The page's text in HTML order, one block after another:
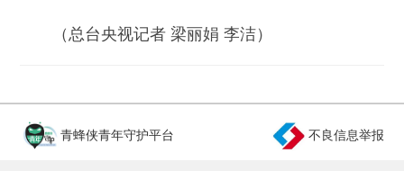
（总台央视记者 梁丽娟 李洁）
青蜂侠青年守护平台 不良信息举报